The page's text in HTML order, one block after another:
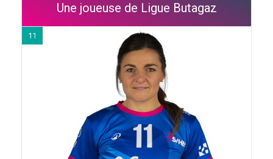
Une joueuse de Ligue Butagaz
11